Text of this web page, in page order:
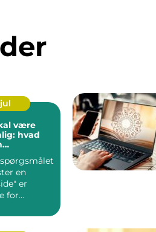
være
hvad
en
er
for